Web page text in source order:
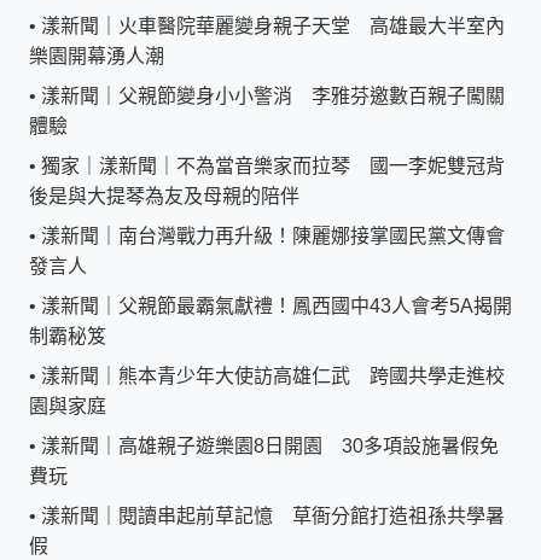
• 漾新聞｜火車醫院華麗變身親子天堂 高雄最大半室內
樂園開幕湧人潮
• 漾新聞｜父親節變身小小警消 李雅芬邀數百親子闖關
體驗
• 獨家｜漾新聞｜不為當音樂家而拉琴 國一李妮雙冠背
後是與大提琴為友及母親的陪伴
• 漾新聞｜南台灣戰力再升級！陳麗娜接掌國民黨文傳會
發言人
• 漾新聞｜父親節最霸氣獻禮！鳳西國中43人會考5A揭開
制霸秘笈
• 漾新聞｜熊本青少年大使訪高雄仁武 跨國共學走進校
園與家庭
• 漾新聞｜高雄親子遊樂園8日開園 30多項設施暑假免
費玩
• 漾新聞｜閱讀串起前草記憶 草衙分館打造祖孫共學暑
假